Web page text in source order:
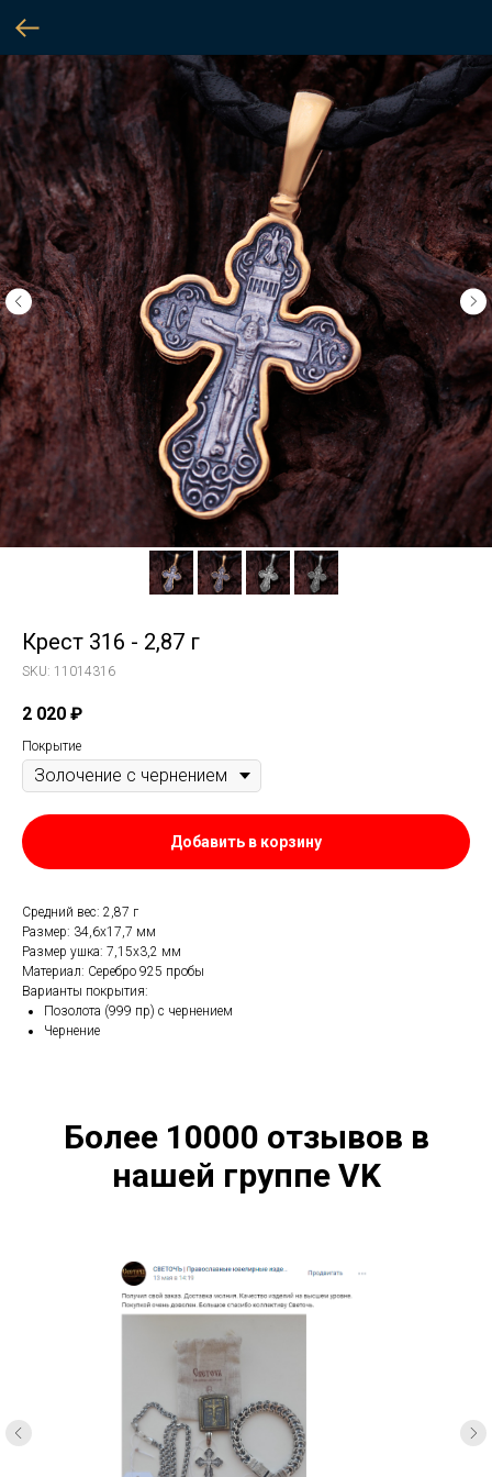
Крест 316 - 2,87 г
SKU: 11014316
2 020 ₽
Покрытие
Добавить в корзину
Средний вес: 2,87 г
Размер: 34,6х17,7 мм
Размер ушка: 7,15х3,2 мм
Материал: Серебро 925 пробы
Варианты покрытия:
Позолота (999 пр) с чернением
Чернение
Более 10000 отзывов в
нашей группе VK